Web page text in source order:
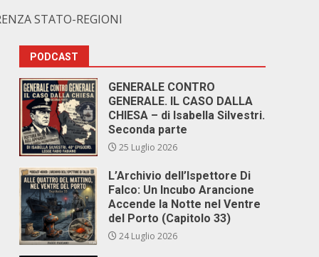
STATO-REGIONI
PODCAST
GENERALE CONTRO
GENERALE. IL CASO DALLA
CHIESA – di Isabella Silvestri.
Seconda parte
25 Luglio 2026
L’Archivio dell’Ispettore Di
Falco: Un Incubo Arancione
Accende la Notte nel Ventre
del Porto (Capitolo 33)
24 Luglio 2026